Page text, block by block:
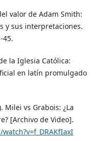
valor de Adam Smith:
y sus interpretaciones.
45.
la Iglesia Católica:
en latín promulgado
Milei vs Grabois: ¿La
[Archivo de Video].